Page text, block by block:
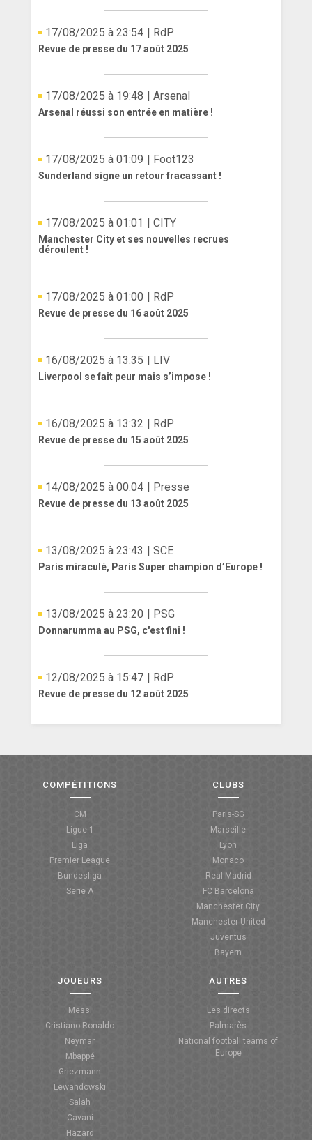
17/08/2025 à 23:54 | RdP
Revue de presse du 17 août 2025
17/08/2025 à 19:48 | Arsenal
Arsenal réussi son entrée en matière !
17/08/2025 à 01:09 | Foot123
Sunderland signe un retour fracassant !
17/08/2025 à 01:01 | CITY
Manchester City et ses nouvelles recrues
déroulent !
17/08/2025 à 01:00 | RdP
Revue de presse du 16 août 2025
16/08/2025 à 13:35 | LIV
Liverpool se fait peur mais s’impose !
16/08/2025 à 13:32 | RdP
Revue de presse du 15 août 2025
14/08/2025 à 00:04 | Presse
Revue de presse du 13 août 2025
13/08/2025 à 23:43 | SCE
Paris miraculé, Paris Super champion d’Europe !
13/08/2025 à 23:20 | PSG
Donnarumma au PSG, c'est fini !
12/08/2025 à 15:47 | RdP
Revue de presse du 12 août 2025
COMPÉTITIONS
CM
Ligue 1
Liga
Premier League
Bundesliga
Serie A
CLUBS
Paris-SG
Marseille
Lyon
Monaco
Real Madrid
FC Barcelona
Manchester City
Manchester United
Juventus
Bayern
JOUEURS
Messi
Cristiano Ronaldo
Neymar
Mbappé
Griezmann
Lewandowski
Salah
Cavani
Hazard
AUTRES
Les directs
Palmarès
National football teams of
Europe